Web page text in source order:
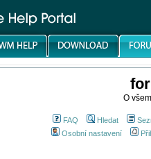
O
FAQ Hledat
Osobní nastavení